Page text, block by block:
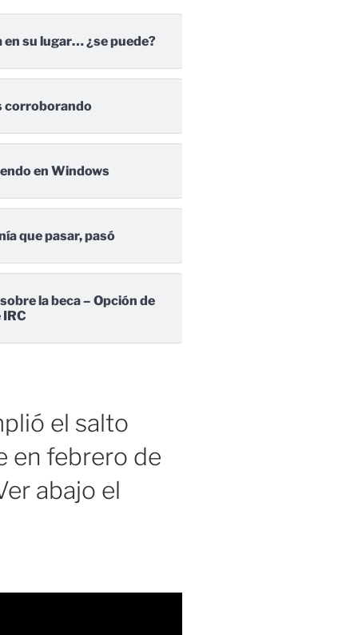
en su lugar… ¿se puede?
corroborando
en Windows
que pasar, pasó
la beca – Opción de
el salto
en febrero de
abajo el